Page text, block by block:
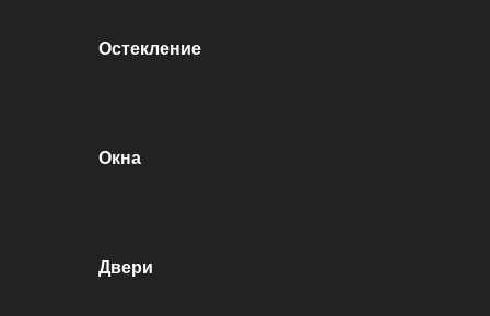
Остекление
Окна
Двери